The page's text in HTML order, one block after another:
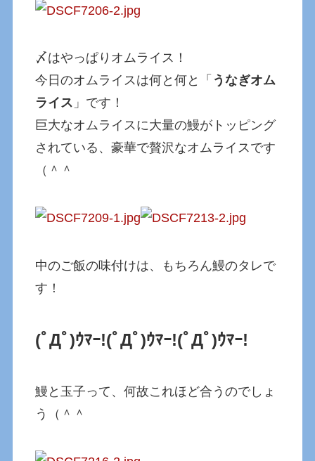
〆はやっぱりオムライス！
今日のオムライスは何と何と「 うなぎオム
ライス 」です！
巨大なオムライスに大量の鰻がトッピング
されている、豪華で贅沢なオムライスです
（＾＾
中のご飯の味付けは、もちろん鰻のタレで
す！
(ﾟДﾟ)ｳﾏｰ!(ﾟДﾟ)ｳﾏｰ!(ﾟДﾟ)ｳﾏｰ!
鰻と玉子って、何故これほど合うのでしょ
う（＾＾